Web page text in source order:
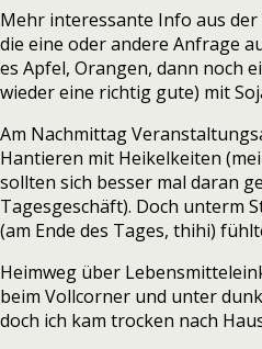
Mehr interessante Info aus
die eine oder andere Anfrage
es Apfel, Orangen, dann noch
wieder eine richtig gute) mit
Am Nachmittag
Hantieren mit Heikelkeiten
sollten sich besser mal daran
Tagesgeschäft). Doch unterm
(am Ende des Tages, thihi)
Heimweg über
beim Vollcorner und unter
doch ich kam trocken nach